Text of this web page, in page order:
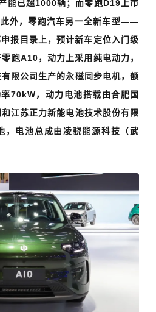
能已超1000辆；而零跑D19上市
外，零跑汽车另一全新车型——
报目录上，预计新车定位入门级
跑A10，动力上采用纯电动力，
限公司生产的永磁同步电机，额
70kW，动力电池搭载由合肥国
江苏正力新能电池技术股份有限
，电池总成由凌骁能源科技（武